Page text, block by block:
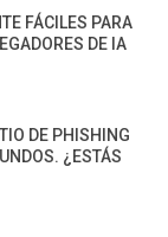
FÁCILES PARA
DE IA
DE PHISHING
¿ESTÁS